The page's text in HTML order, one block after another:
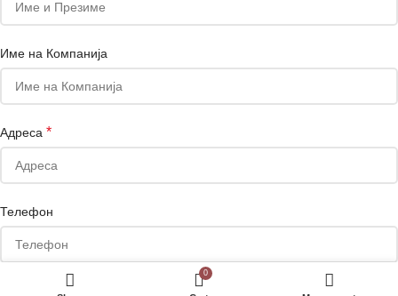
Име на Компанија
Адреса *
Телефон
Сакате да добивате маркетинг понуди на е-маил или Viber?
0